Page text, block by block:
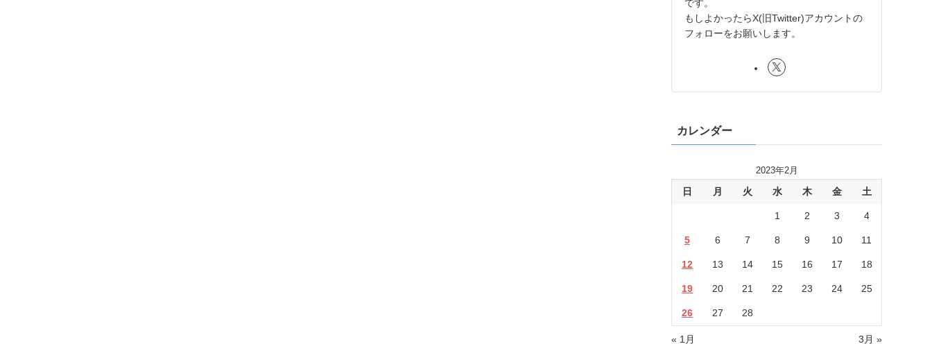
です。
もしよかったらX(旧Twitter)アカウントの
フォローをお願いします。
カレンダー
2023年2月
日 月 火 水 木 金 土
1 2 3 4
5 6 7 8 9 10 11
12 13 14 15 16 17 18
19 20 21 22 23 24 25
26 27 28
« 1月 3月 »